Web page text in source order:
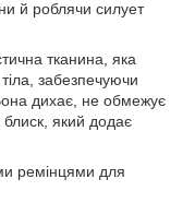
й роблячи силует
тканина, яка
забезпечуючи
дихає, не обмежує
блиск, який додає
ремінцями для